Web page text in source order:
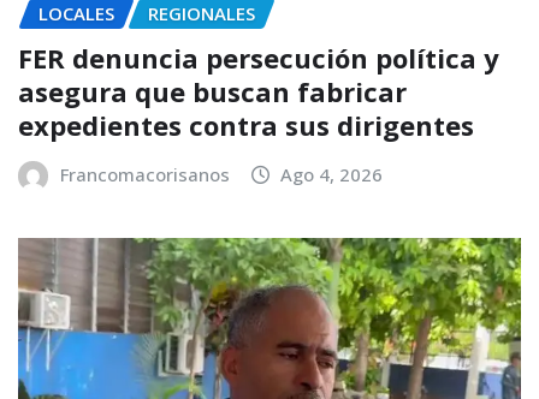
LOCALES REGIONALES
FER denuncia persecución política y
asegura que buscan fabricar
expedientes contra sus dirigentes
Francomacorisanos Ago 4, 2026